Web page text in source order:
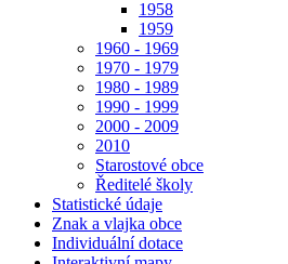
1958
1959
1960 - 1969
1970 - 1979
1980 - 1989
1990 - 1999
2000 - 2009
2010
Starostové obce
Ředitelé školy
Statistické údaje
Znak a vlajka obce
Individuální dotace